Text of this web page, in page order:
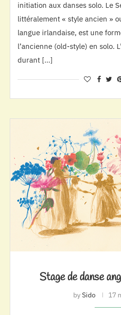
initiation aux danses solo. Le
littéralement « style ancien »
langue irlandaise, est une
l’ancienne (old-style) en solo.
durant […]
Stage de danse
bySido 17